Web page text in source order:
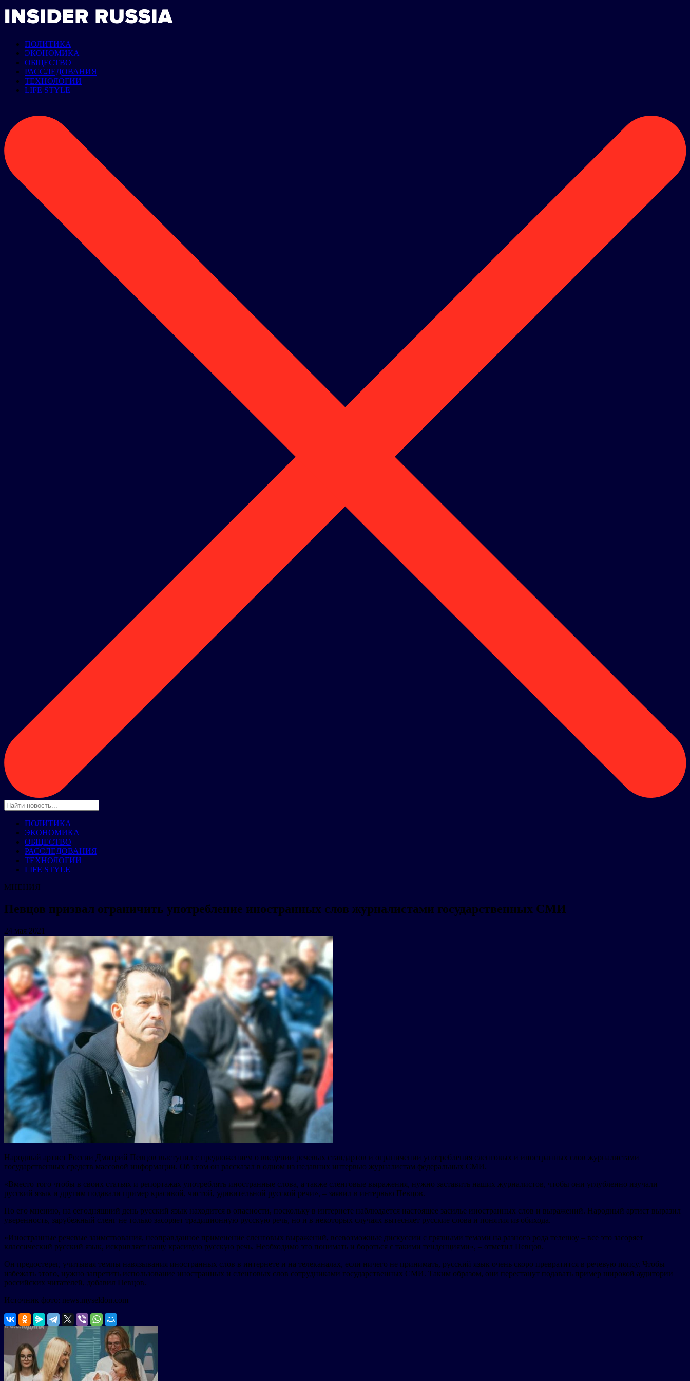
ПОЛИТИКА
ЭКОНОМИКА
ОБЩЕСТВО
РАССЛЕДОВАНИЯ
ТЕХНОЛОГИИ
LIFE STYLE
ПОЛИТИКА
ЭКОНОМИКА
ОБЩЕСТВО
РАССЛЕДОВАНИЯ
ТЕХНОЛОГИИ
LIFE STYLE
МНЕНИЯ
Певцов призвал ограничить употребление иностранных слов журналистами государственных СМИ
24 мая 2021
Народный артист России Дмитрий Певцов выступил с предложением о введении речевых стандартов и ограничении употребления сленговых и иностранных слов журналистами
государственных средств массовой информации. Об этом он рассказал в одном из недавних интервью журналистам федеральных СМИ.
«Вместо того чтобы в своих статьях и репортажах употреблять иностранные слова, а также сленговые выражения, нужно заставить наших журналистов, чтобы они углубленно изучали
русский язык и другим подавали пример красивой, чистой, удивительной русской речи», – заявил в интервью Певцов.
По его мнению, на сегодняшний день русский язык находится в опасности, поскольку в интернете наблюдается настоящее засилье иностранных слов и выражений. Народный артист выразил
уверенность, зарубежный сленг не только засоряет традиционную русскую речь, но и в некоторых случаях вытесняет русские слова и понятия из обихода.
«Иностранные речевые заимствования, неоправданное применение сленговых выражений, всевозможные дискуссии с грязными темами на разного рода телешоу – все это засоряет
классический русский язык, искривляет нашу красивую русскую речь. Необходимо это понимать и бороться с такими тенденциями», – отметил Певцов.
Он предостерег, учитывая темпы навязывания иностранных слов в интернете и на телеканалах, если ничего не принимать, русский язык очень скоро превратится в речевую попсу. Чтобы
избежать этого, нужно запретить использование иностранных и сленговых слов сотрудниками государственных СМИ. Таким образом, они перестанут подавать пример широкой аудитории
российских читателей, добавил Певцов.
Источник фото: news.myseldon.com